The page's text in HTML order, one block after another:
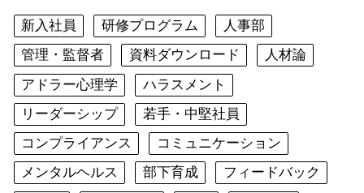
新入社員 研修プログラム
人事部
管理・監督者
資料ダウンロード
人材論
アドラー心理学
ハラスメント
リーダーシップ
若手・中堅社員
コンプライアンス
コミュニケーション
メンタルヘルス
部下育成
フィードバック